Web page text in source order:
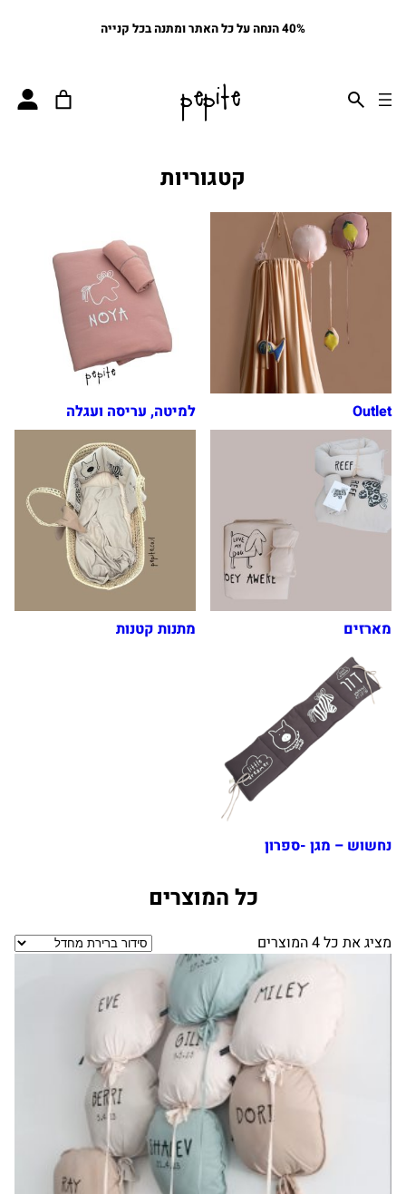
40% הנחה על כל האתר ומתנה בכל קנייה
pepite
קטגוריות
Outlet למיטה, עריסה ועגלה
מארזים מתנות קטנות
נחשוש – מגן -ספרון
כל המוצרים
מציג את כל 4 המוצרים